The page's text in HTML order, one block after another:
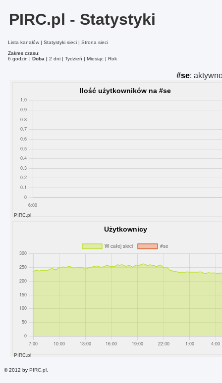
PIRC.pl - Statystyki
Lista kanałów Statystyki sieci
Strona sieci
Zakres czasu:
6 godzin
Doba 2 dni Tydzień Miesiąc Rok
#se:
© 2012 by PIRC.pl